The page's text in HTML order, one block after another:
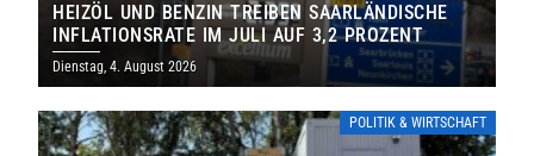
HEIZÖL UND BENZIN TREIBEN SAARLÄNDISCHE
INFLATIONSRATE IM JULI AUF 3,2 PROZENT
Dienstag, 4. August 2026
POLITIK & WIRTSCHAFT